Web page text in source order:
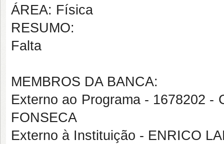
ÁREA: Física
RESUMO:
Falta
MEMBROS DA BANCA:
Externo ao Programa - 1678202 -
FONSECA
Externo à Instituição - ENRICO